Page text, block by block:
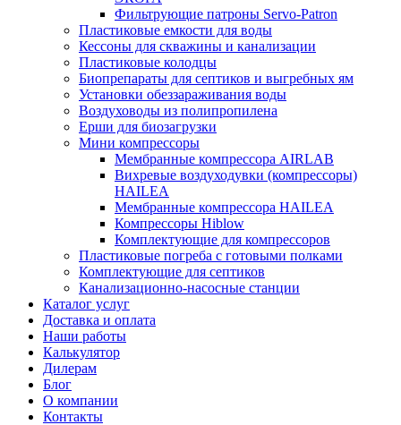
Фильтрующие патроны Servo-Patron
Пластиковые емкости для воды
Кессоны для скважины и канализации
Пластиковые колодцы
Биопрепараты для септиков и выгребных ям
Установки обеззараживания воды
Воздуховоды из полипропилена
Ерши для биозагрузки
Мини компрессоры
Мембранные компрессора AIRLAB
Вихревые воздуходувки (компрессоры)
HAILEA
Мембранные компрессора HAILEA
Компрессоры Hiblow
Комплектующие для компрессоров
Пластиковые погреба с готовыми полками
Комплектующие для септиков
Канализационно-насосные станции
Каталог услуг
Доставка и оплата
Наши работы
Калькулятор
Дилерам
Блог
О компании
Контакты